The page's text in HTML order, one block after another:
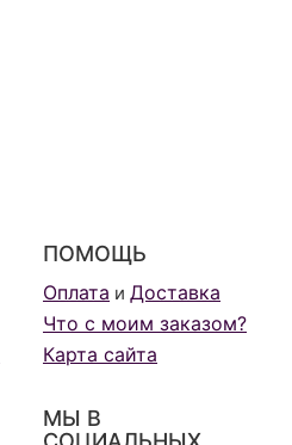
ПОМОЩЬ
Оплата и Доставка
Что с моим заказом?
Карта сайта
МЫ В